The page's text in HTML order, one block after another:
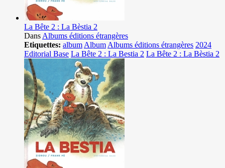
La Bête 2 : La Bèstia 2
Dans Albums éditions étrangères
Etiquettes: album Album Albums éditions étrangères 2024
Editorial Base La Bête 2 : La Bestia 2 La Bête 2 : La Bèstia 2